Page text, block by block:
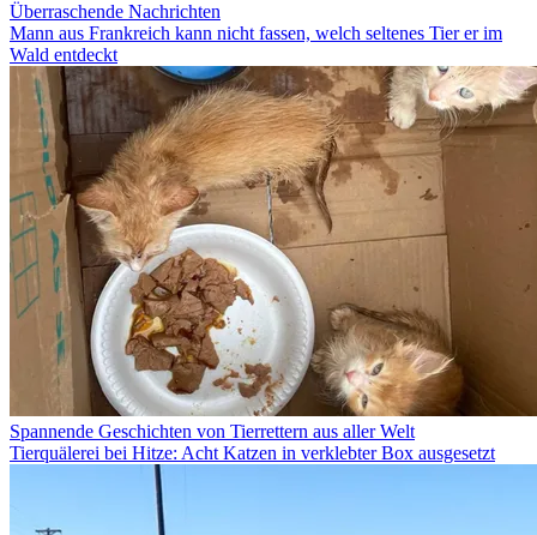
Überraschende Nachrichten
Mann aus Frankreich kann nicht fassen, welch seltenes Tier er im
Wald entdeckt
Spannende Geschichten von Tierrettern aus aller Welt
Tierquälerei bei Hitze: Acht Katzen in verklebter Box ausgesetzt